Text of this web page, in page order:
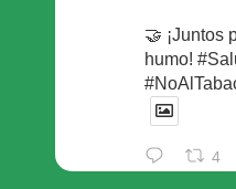
🤝 ¡Juntos
humo!
4